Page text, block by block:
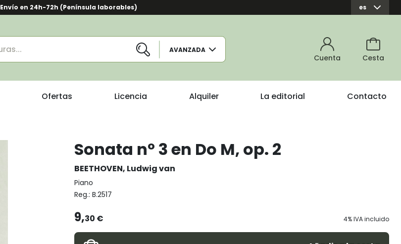
Envío en 24h-72h (Península laborables) es
AVANZADA
Cuenta Cesta
Ofertas Licencia Alquiler La editorial Contacto
Sonata nº 3 en Do M, op. 2
BEETHOVEN, Ludwig van
Piano
Reg.: B.2517
9,30 € 4% IVA incluido